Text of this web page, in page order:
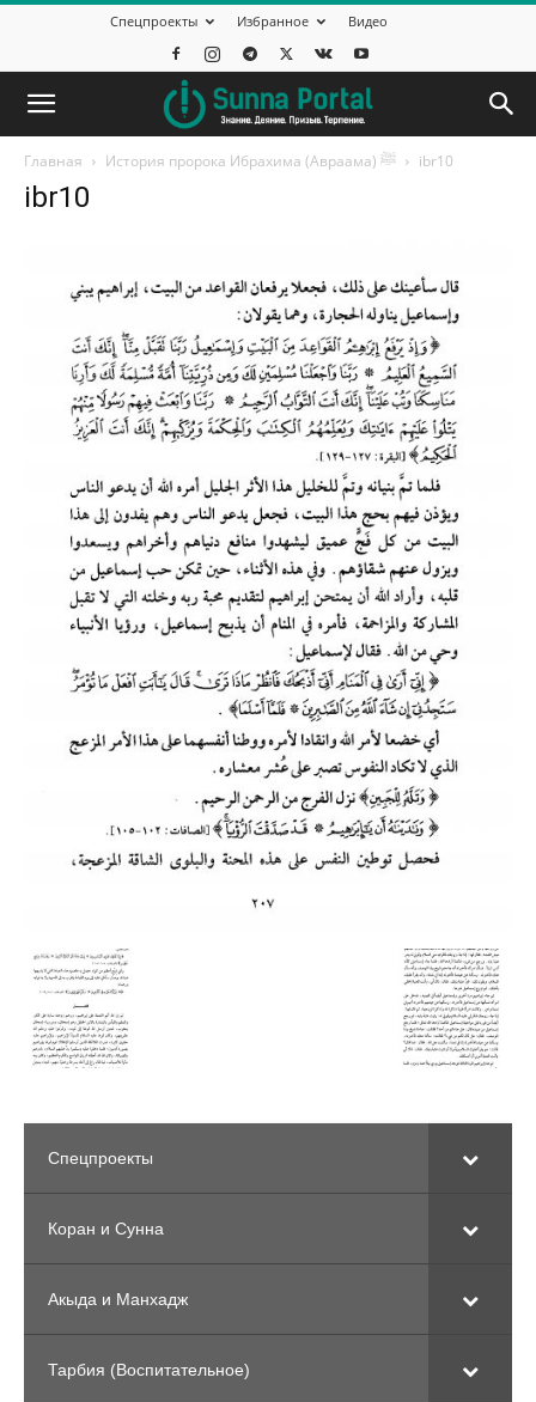
Спецпроекты Избранное Видео
Главная История пророка Ибрахима (Авраама) ﷺ ibr10
ibr10
Спецпроекты
Коран и Сунна
Акыда и Манхадж
Тарбия (Воспитательное)